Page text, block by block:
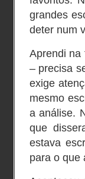
grandes
deter num
Aprendi na
– precisa
exige
mesmo
a análise.
que
estava
para o que